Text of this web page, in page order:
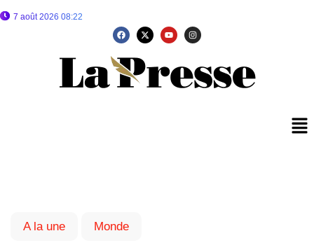
7 août 2026 08:22
A la une Monde